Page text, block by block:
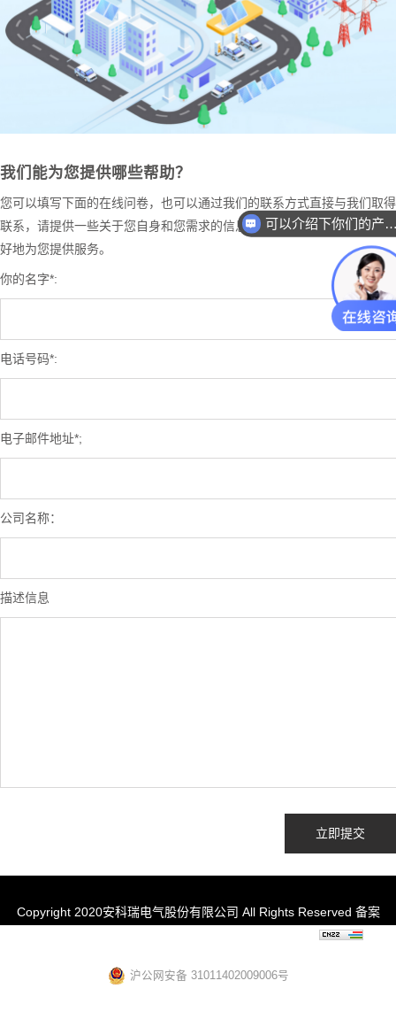
我们能为您提供哪些帮助？
您可以填写下面的在线问卷，也可以通过我们的联系方式直接与我们取得
联系，请提供一些关于您自身和您需求的信息，以便我们确定怎样才能更
好地为您提供服务。
你的名字*:
电话号码*:
电子邮件地址*;
公司名称：
描述信息
立即提交
Copyright 2020安科瑞电气股份有限公司 All Rights Reserved 备案
沪公网安备 31011402009006号
可以介绍下你们的